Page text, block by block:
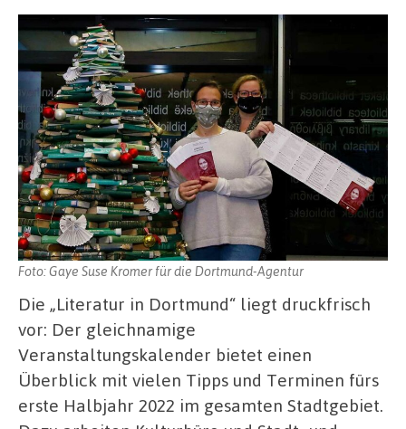
Foto: Gaye Suse Kromer für die Dortmund-Agentur
Die „Literatur in Dortmund“ liegt druckfrisch
vor: Der gleichnamige
Veranstaltungskalender bietet einen
Überblick mit vielen Tipps und Terminen fürs
erste Halbjahr 2022 im gesamten Stadtgebiet.